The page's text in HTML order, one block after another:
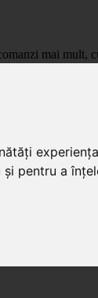
pentru a
mai mult,
livrare in toata